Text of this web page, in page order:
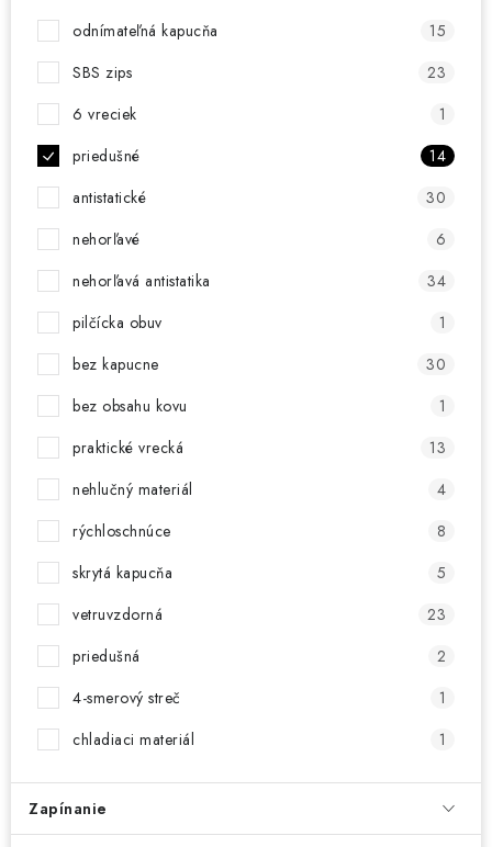
odnímateľná kapucňa
15
SBS zips
23
6 vreciek
1
priedušné
14
antistatické
30
nehorľavé
6
nehorľavá antistatika
34
pilčícka obuv
1
bez kapucne
30
bez obsahu kovu
1
praktické vrecká
13
nehlučný materiál
4
rýchloschnúce
8
skrytá kapucňa
5
vetruvzdorná
23
priedušná
2
4-smerový streč
1
chladiaci materiál
1
Zapínanie